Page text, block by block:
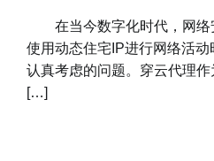
在当今数字化时代，网络
使用动态住宅IP进行网络活动
认真考虑的问题。穿云代理作
[…]